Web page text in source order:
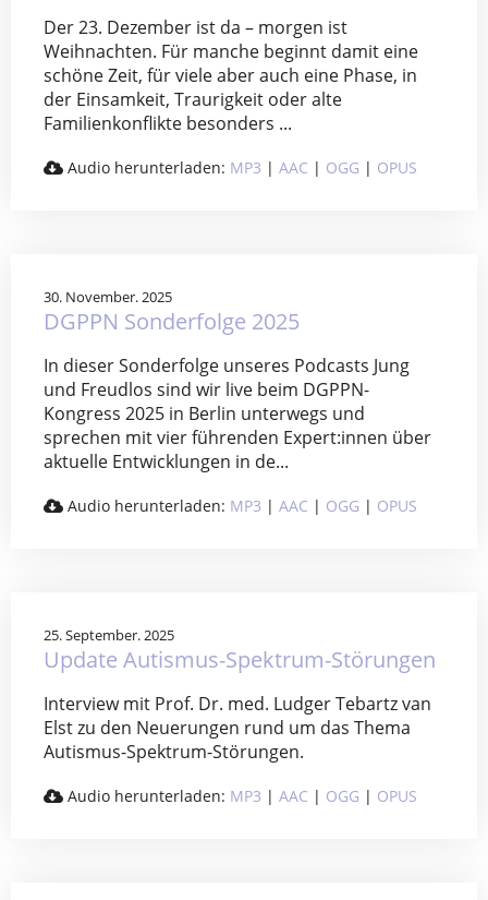
Der 23. Dezember ist da – morgen ist
Weihnachten. Für manche beginnt damit eine
schöne Zeit, für viele aber auch eine Phase, in
der Einsamkeit, Traurigkeit oder alte
Familienkonflikte besonders ...
Audio herunterladen: MP3 | AAC | OGG | OPUS
30. November. 2025
DGPPN Sonderfolge 2025
In dieser Sonderfolge unseres Podcasts Jung
und Freudlos sind wir live beim DGPPN-
Kongress 2025 in Berlin unterwegs und
sprechen mit vier führenden Expert:innen über
aktuelle Entwicklungen in de...
Audio herunterladen: MP3 | AAC | OGG | OPUS
25. September. 2025
Update Autismus-Spektrum-Störungen
Interview mit Prof. Dr. med. Ludger Tebartz van
Elst zu den Neuerungen rund um das Thema
Autismus-Spektrum-Störungen.
Audio herunterladen: MP3 | AAC | OGG | OPUS